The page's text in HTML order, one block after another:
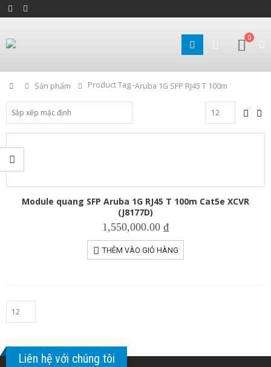
0
Home
Sản phẩm Product Tag -Aruba 1G SFP RJ45 T 100m
Module quang SFP Aruba 1G RJ45 T 100m Cat5e XCVR
(J8177D)
1,550,000.00 ₫
THÊM VÀO GIỎ HÀNG
Liên hệ với chúng tôi